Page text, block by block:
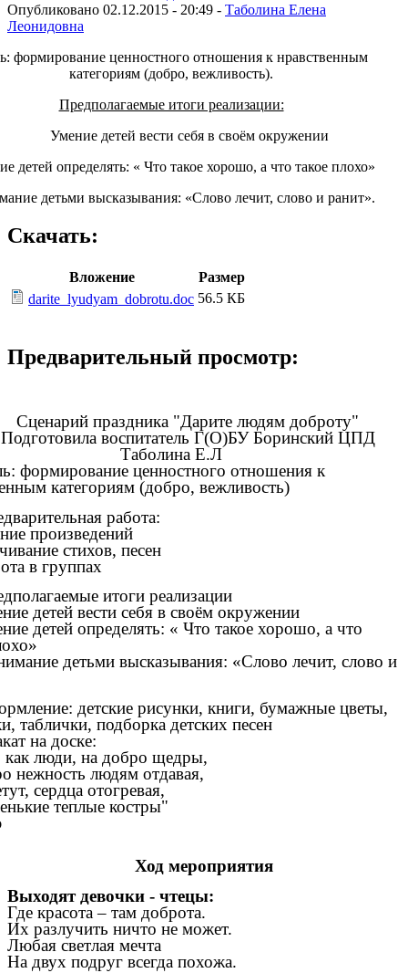
Опубликовано 02.12.2015 - 20:49 - Таболина Елена
Леонидовна
формирование ценностного отношения к нравственным
категориям (добро, вежливость).
Предполагаемые итоги реализации:
Умение детей вести себя в своём окружении
детей определять: « Что такое хорошо, а что такое плохо»
детьми высказывания: «Слово лечит, слово и ранит».
Скачать:
Вложение
Размер
darite_lyudyam_dobrotu.doc 56.5 КБ
Предварительный просмотр:
Сценарий праздника "Дарите людям доброту"
Подготовила воспитатель Г(О)БУ Боринский ЦПД
Таболина Е.Л
формирование ценностного отношения к
категориям (добро, вежливость)
работа:
произведений
стихов, песен
в группах
итоги реализации
детей вести себя в своём окружении
детей определять: « Что такое хорошо, а что
детьми высказывания: «Слово лечит, слово и
детские рисунки, книги, бумажные цветы,
таблички, подборка детских песен
на доске:
люди, на добро щедры,
нежность людям отдавая,
сердца отогревая,
теплые костры"
Ход мероприятия
Выходят девочки - чтецы:
Где красота – там доброта.
Их разлучить ничто не может.
Любая светлая мечта
На двух подруг всегда похожа.